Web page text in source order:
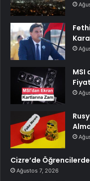
MSI
Cizre’de
Ağustos 7, 2026